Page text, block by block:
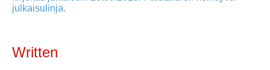
julkaisulinja.
Written